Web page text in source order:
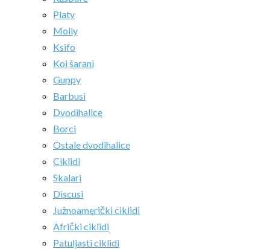
Platy
Molly
Ksifo
Koi šarani
Guppy
Barbusi
Dvodihalice
Borci
Ostale dvodihalice
Ciklidi
Skalari
Discusi
Južnoamerički ciklidi
Afrički ciklidi
Patuljasti ciklidi